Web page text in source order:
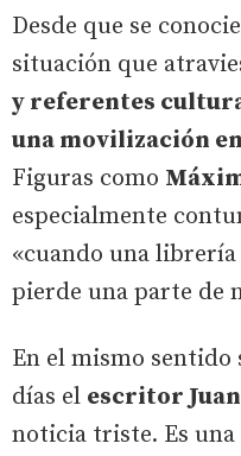
Desde que se
situación que
y referentes
una movilización
Figuras como
especialmente
«cuando una librería
pierde una parte de
En el mismo sentido
días el escritor
noticia triste. Es